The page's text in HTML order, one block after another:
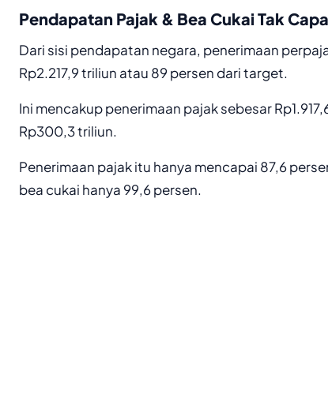
Pendapatan Pajak & Bea Cukai Tak
Dari sisi pendapatan negara, penerimaan
Rp2.217,9 triliun atau 89 persen dari target.
Ini mencakup penerimaan pajak sebesar
Rp300,3 triliun.
Penerimaan pajak itu hanya mencapai 87,6
bea cukai hanya 99,6 persen.